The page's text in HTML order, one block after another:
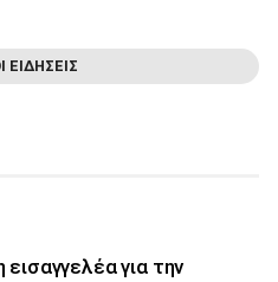
ΕΙΔΗΣΕΙΣ
για την